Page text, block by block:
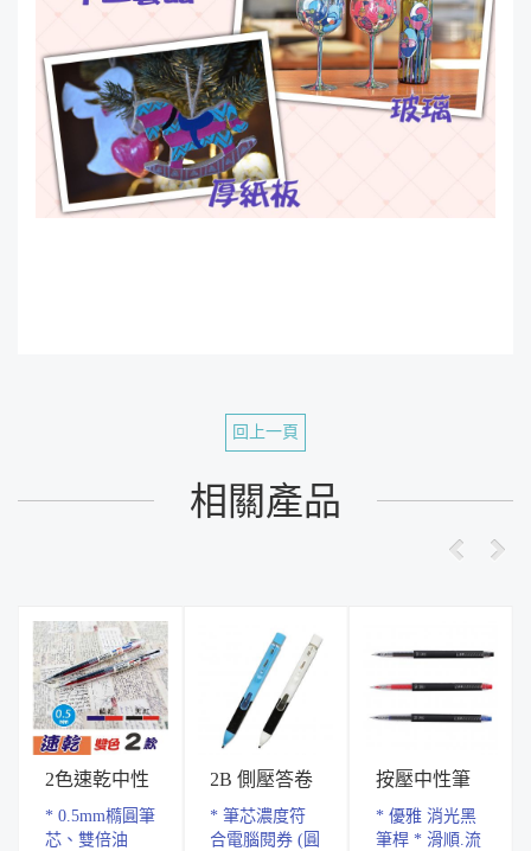
回上一頁
相關產品
2色速乾中性
筆
* 0.5mm橢圓筆
芯、雙倍油
2B 側壓答卷
筆
* 筆芯濃度符
合電腦閱券 (圓
按壓中性筆
0.5mm
* 優雅 消光黑
筆桿 * 滑順.流